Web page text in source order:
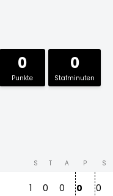
0
Punkte
0
Stafminuten
S T A P S
1 0 0 0 0